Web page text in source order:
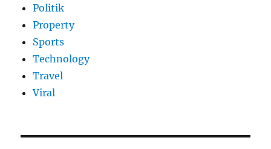
Politik
Property
Sports
Technology
Travel
Viral